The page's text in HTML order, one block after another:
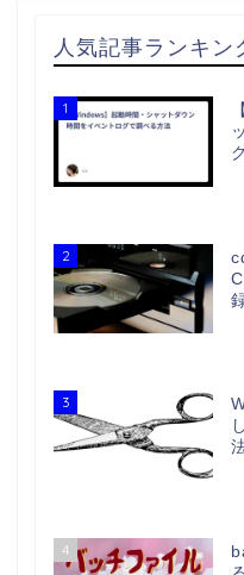
人気記事ランキン
1
2
3
4